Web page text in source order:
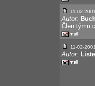
Autor:
Člen týmu
11-02-2001
Autor: